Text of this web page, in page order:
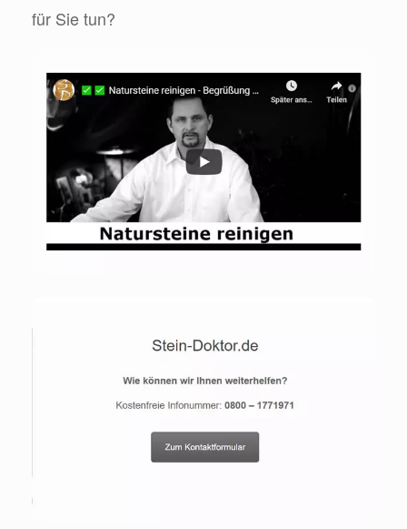
für Sie tun?